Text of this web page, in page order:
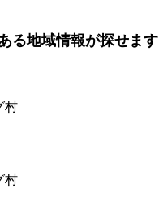
る地域情報が探せます
村
村